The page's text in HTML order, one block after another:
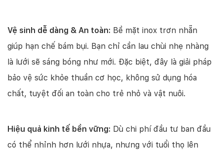
Vệ sinh dễ dàng & An toàn: Bề mặt inox trơn nhẵn
giúp hạn chế bám bụi. Bạn chỉ cần lau chùi nhẹ nhàng
là lưới sẽ sáng bóng như mới. Đặc biệt, đây là giải pháp
bảo vệ sức khỏe thuần cơ học, không sử dụng hóa
chất, tuyệt đối an toàn cho trẻ nhỏ và vật nuôi.
Hiệu quả kinh tế bền vững: Dù chi phí đầu tư ban đầu
có thể nhỉnh hơn lưới nhựa, nhưng với tuổi thọ lên